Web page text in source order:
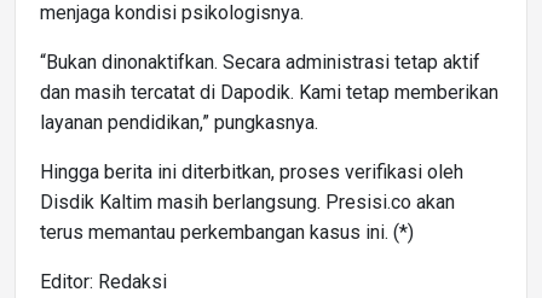
menjaga kondisi psikologisnya.
“Bukan dinonaktifkan. Secara administrasi tetap aktif
dan masih tercatat di Dapodik. Kami tetap memberikan
layanan pendidikan,” pungkasnya.
Hingga berita ini diterbitkan, proses verifikasi oleh
Disdik Kaltim masih berlangsung. Presisi.co akan
terus memantau perkembangan kasus ini. (*)
Editor: Redaksi